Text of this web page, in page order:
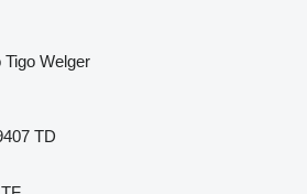
Tigo Welger
TD